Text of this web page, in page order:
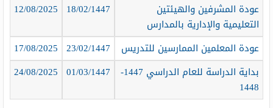
عودة المشرفين والهيئتين
التعليمية والإدارية بالمدارس
18/02/1447
12/08/2025
عودة المعلمين الممارسين للتدريس 23/02/1447
17/08/2025
بداية الدراسة للعام الدراسي 1447-
1448
01/03/1447
24/08/2025